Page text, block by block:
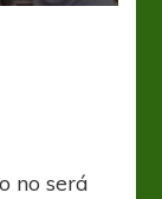
no será